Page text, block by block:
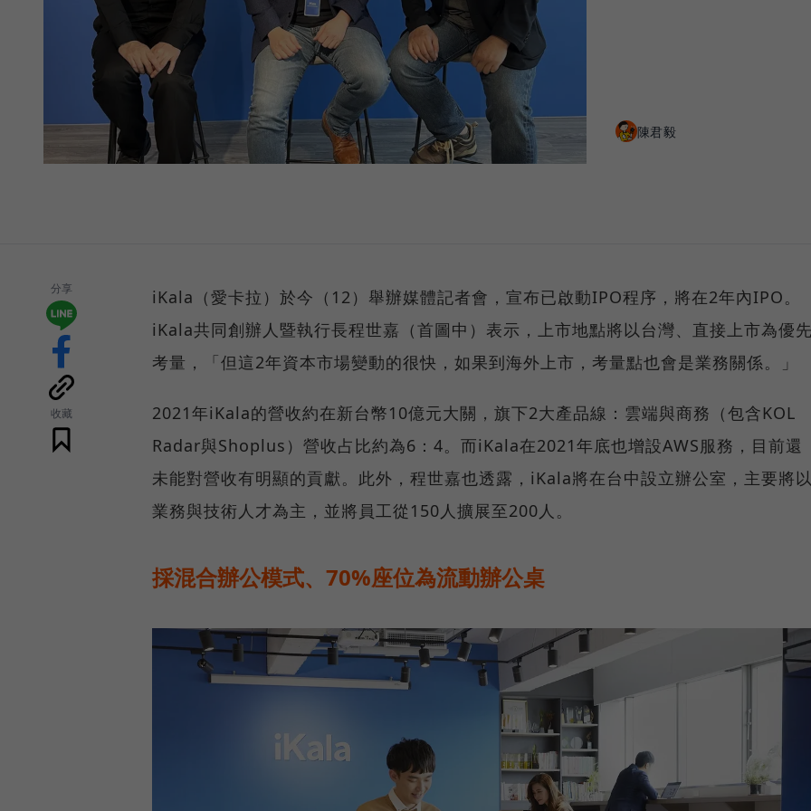
陳君毅
分享
收藏
iKala（愛卡拉）於今（12）舉辦媒體記者會，宣布已啟動IPO程序，將在2年內IPO。
iKala共同創辦人暨執行長程世嘉（首圖中）表示，上市地點將以台灣、直接上市為優
考量，「但這2年資本市場變動的很快，如果到海外上市，考量點也會是業務關係。」
2021年iKala的營收約在新台幣10億元大關，旗下2大產品線：雲端與商務（包含KOL
Radar與Shoplus）營收占比約為6：4。而iKala在2021年底也增設AWS服務，目前還
未能對營收有明顯的貢獻。此外，程世嘉也透露，iKala將在台中設立辦公室，主要將
業務與技術人才為主，並將員工從150人擴展至200人。
採混合辦公模式、70%座位為流動辦公桌